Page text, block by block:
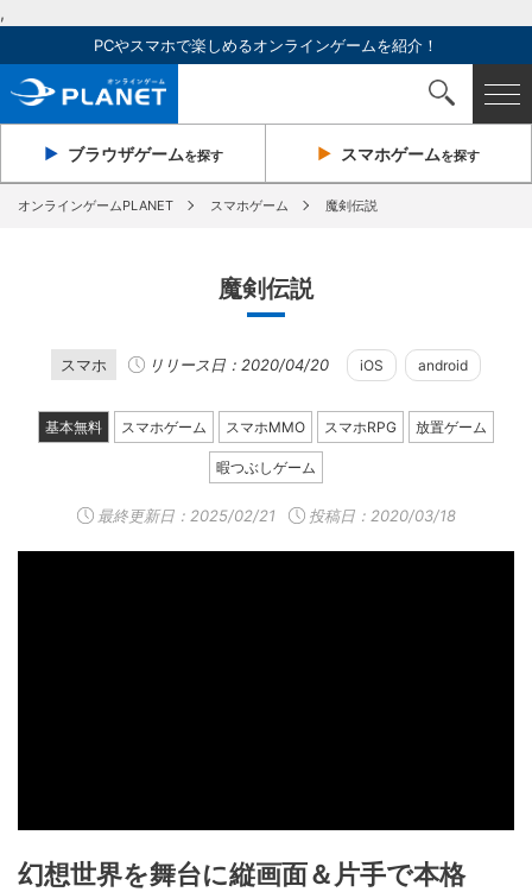
,
PCやスマホで楽しめるオンラインゲームを紹介！
ブラウザゲームを探す スマホゲームを探す
オンラインゲームPLANET スマホゲーム 魔剣伝説
魔剣伝説
スマホ リリース日：2020/04/20 iOS android
基本無料 スマホゲーム スマホMMO スマホRPG 放置ゲーム
暇つぶしゲーム
最終更新日： 2025/02/21 投稿日：2020/03/18
幻想世界を舞台に縦画面＆片手で本格